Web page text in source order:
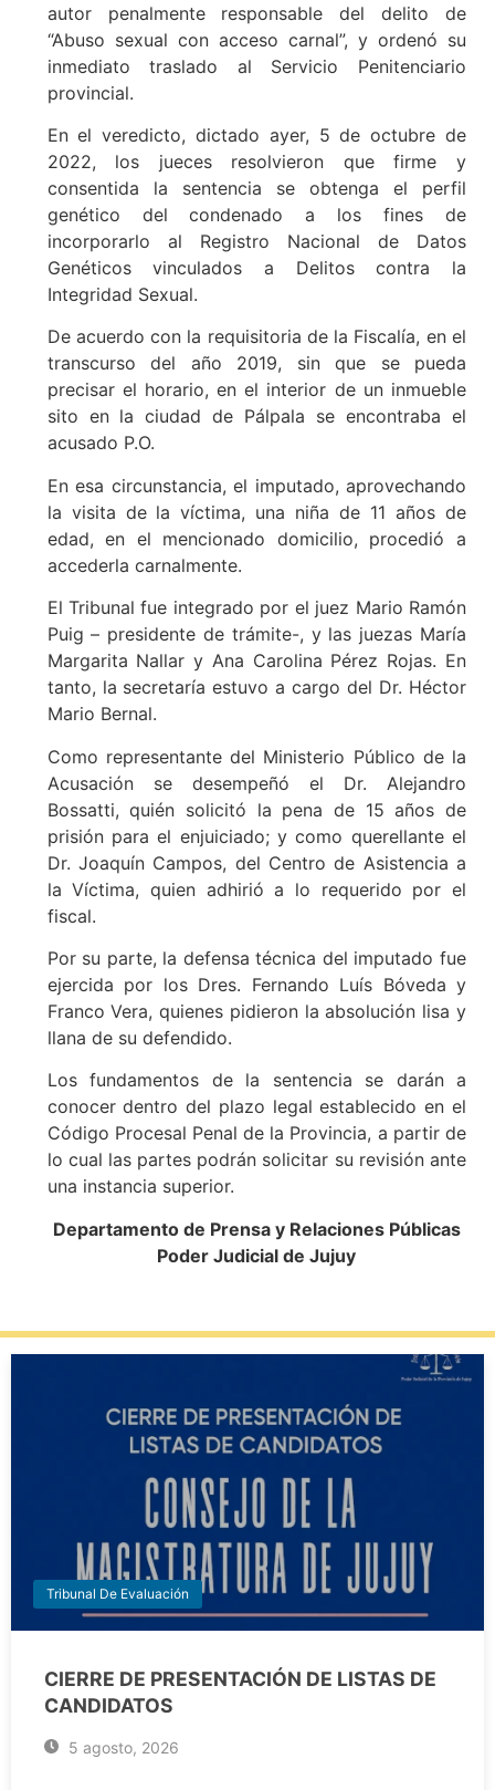
autor penalmente responsable del delito de
“Abuso sexual con acceso carnal”, y ordenó su
inmediato traslado al Servicio Penitenciario
provincial.
En el veredicto, dictado ayer, 5 de octubre de
2022, los jueces resolvieron que firme y
consentida la sentencia se obtenga el perfil
genético del condenado a los fines de
incorporarlo al Registro Nacional de Datos
Genéticos vinculados a Delitos contra la
Integridad Sexual.
De acuerdo con la requisitoria de la Fiscalía, en el
transcurso del año 2019, sin que se pueda
precisar el horario, en el interior de un inmueble
sito en la ciudad de Pálpala se encontraba el
acusado P.O.
En esa circunstancia, el imputado, aprovechando
la visita de la víctima, una niña de 11 años de
edad, en el mencionado domicilio, procedió a
accederla carnalmente.
El Tribunal fue integrado por el juez Mario Ramón
Puig – presidente de trámite-, y las juezas María
Margarita Nallar y Ana Carolina Pérez Rojas. En
tanto, la secretaría estuvo a cargo del Dr. Héctor
Mario Bernal.
Como representante del Ministerio Público de la
Acusación se desempeñó el Dr. Alejandro
Bossatti, quién solicitó la pena de 15 años de
prisión para el enjuiciado; y como querellante el
Dr. Joaquín Campos, del Centro de Asistencia a
la Víctima, quien adhirió a lo requerido por el
fiscal.
Por su parte, la defensa técnica del imputado fue
ejercida por los Dres. Fernando Luís Bóveda y
Franco Vera, quienes pidieron la absolución lisa y
llana de su defendido.
Los fundamentos de la sentencia se darán a
conocer dentro del plazo legal establecido en el
Código Procesal Penal de la Provincia, a partir de
lo cual las partes podrán solicitar su revisión ante
una instancia superior.
Departamento de Prensa y Relaciones Públicas
Poder Judicial de Jujuy
Tribunal De Evaluación
CIERRE DE PRESENTACIÓN DE LISTAS DE
CANDIDATOS
5 agosto, 2026